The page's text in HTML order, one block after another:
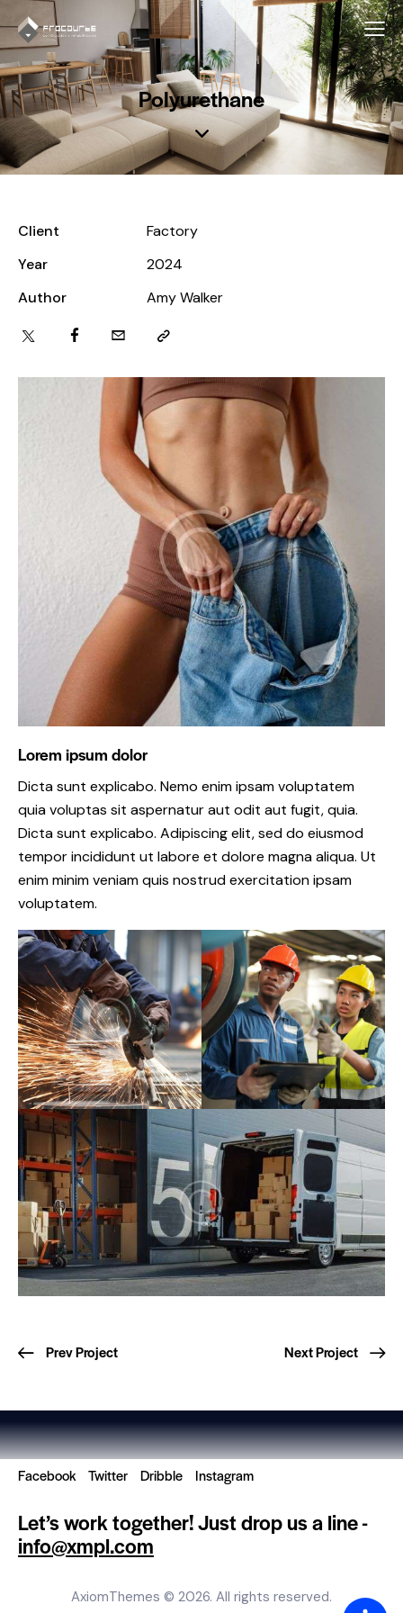
Polyurethane
Lorem ipsum dolor
Dicta sunt explicabo. Nemo enim ipsam voluptatem
quia voluptas sit aspernatur aut odit aut fugit, quia.
Dicta sunt explicabo. Adipiscing elit, sed do eiusmod
tempor incididunt ut labore et dolore magna aliqua. Ut
enim minim veniam quis nostrud exercitation ipsam
voluptatem.
Client
Factory
Year
2024
Author
Amy Walker
Prev Project Next Project
Facebook Twitter Dribble Instagram
Let’s work together!Just drop us a line -
info@xmpl.com
AxiomThemes © 2026. All rights reserved.